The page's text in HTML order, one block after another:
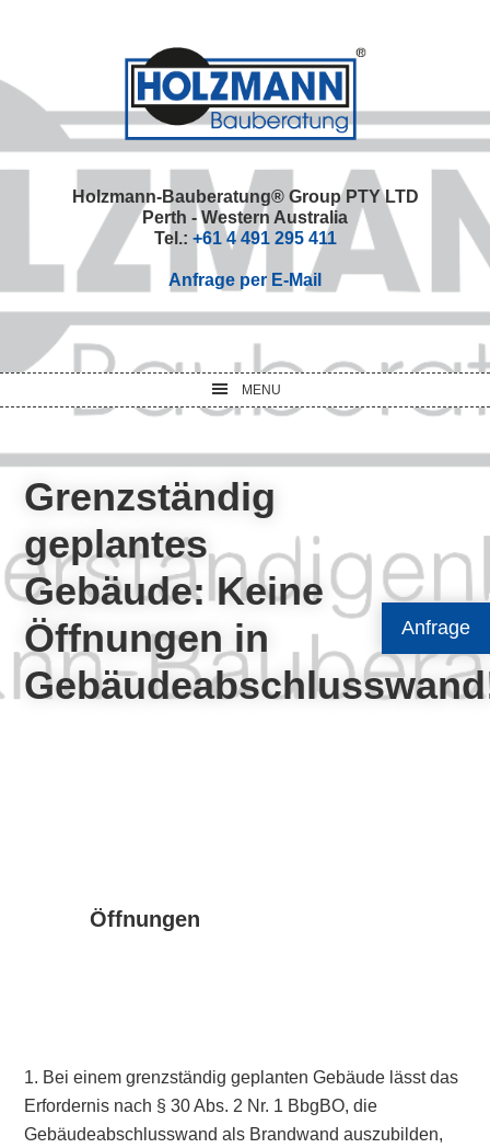
Anfrage
navigation
content
sidebar
Holzmann-Bauberatung® Group PTY LTD
Perth - Western Australia
Tel.: +61 4 491 295 411
Anfrage per E-Mail
MENU
Grenzständig
geplantes
Gebäude: Keine
Öffnungen in
Öffnungen
1. Bei einem grenzständig geplanten Gebäude lässt das
Erfordernis nach § 30 Abs. 2 Nr. 1 BbgBO, die
Gebäudeabschlusswand als Brandwand auszubilden,